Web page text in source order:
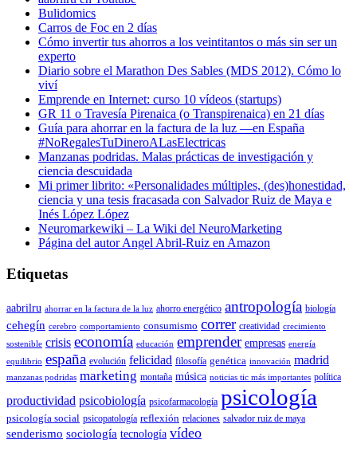
Bulidomics
Carros de Foc en 2 días
Cómo invertir tus ahorros a los veintitantos o más sin ser un
experto
Diario sobre el Marathon Des Sables (MDS 2012). Cómo lo
viví
Emprende en Internet: curso 10 vídeos (startups)
GR 11 o Travesía Pirenaica (o Transpirenaica) en 21 días
Guía para ahorrar en la factura de la luz —en España
#NoRegalesTuDineroALasElectricas
Manzanas podridas. Malas prácticas de investigación y
ciencia descuidada
Mi primer librito: «Personalidades múltiples, (des)honestidad,
ciencia y una tesis fracasada con Salvador Ruiz de Maya e
Inés López López
Neuromarkewiki – La Wiki del NeuroMarketing
Página del autor Angel Abril-Ruiz en Amazon
Etiquetas
aabrilru ahorrar en la factura de la luz ahorro energético antropología biología
cehegín cerebro comportamiento consumismo correr creatividad crecimiento
sostenible crisis economía educación emprender empresas energía
equilibrio españa evolución felicidad filosofía genética innovación madrid
manzanas podridas marketing montaña música noticias tic más importantes política
productividad psicobiología psicofarmacología psicología
psicología social psicopatología reflexión relaciones salvador ruiz de maya
senderismo sociología tecnología vídeo